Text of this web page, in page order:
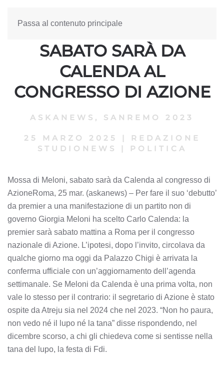
Passa al contenuto principale
MOSSA DI MELONI,
SABATO SARÀ DA
CALENDA AL
CONGRESSO DI AZIONE
ASKANEWS , SANREMO 2023
25 MARZO 2025 |
REDAZIONE
STUDIONEWS
| POLITICA
Mossa di Meloni, sabato sarà da Calenda al congresso di
AzioneRoma, 25 mar. (askanews) – Per fare il suo ‘debutto’
da premier a una manifestazione di un partito non di
governo Giorgia Meloni ha scelto Carlo Calenda: la
premier sarà sabato mattina a Roma per il congresso
nazionale di Azione. L’ipotesi, dopo l’invito, circolava da
qualche giorno ma oggi da Palazzo Chigi è arrivata la
conferma ufficiale con un’aggiornamento dell’agenda
settimanale. Se Meloni da Calenda è una prima volta, non
vale lo stesso per il contrario: il segretario di Azione è stato
ospite da Atreju sia nel 2024 che nel 2023. “Non ho paura,
non vedo né il lupo né la tana” disse rispondendo, nel
dicembre scorso, a chi gli chiedeva come si sentisse nella
tana del lupo, la festa di Fdi.